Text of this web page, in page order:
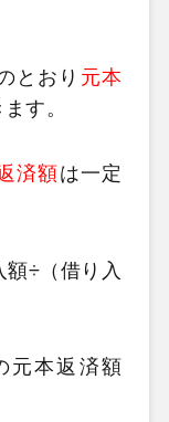
とおり 元本
す。
済額は一定
÷（借り入
元本返済額